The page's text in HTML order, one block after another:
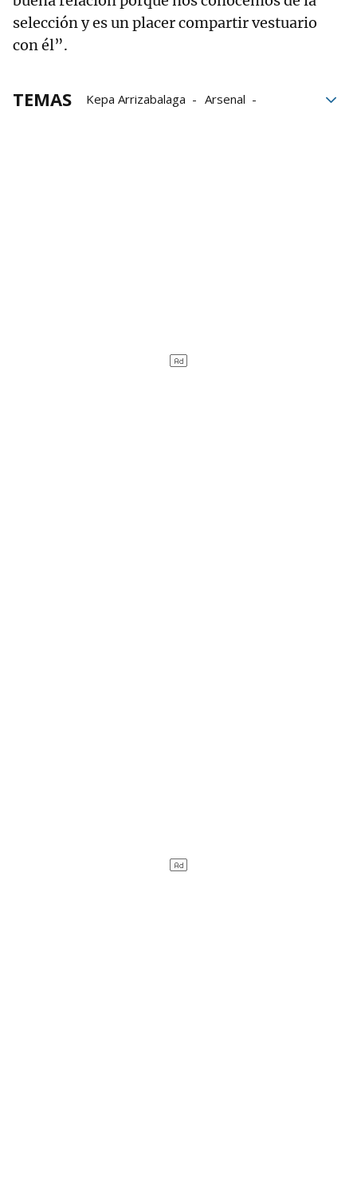
selección y es un placer compartir vestuario
con él”.
TEMAS Kepa Arrizabalaga
Arsenal